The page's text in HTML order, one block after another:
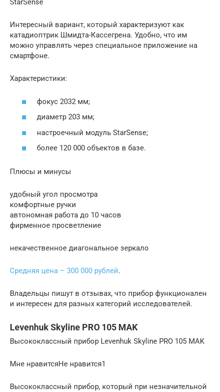
StarSense
Интересный вариант, который характеризуют как
катадиоптрик Шмидта-Кассегрена. Удобно, что им
можно управлять через специальное приложение на
смартфоне.
Характеристики:
фокус 2032 мм;
диаметр 203 мм;
настроечный модуль StarSense;
более 120 000 объектов в базе.
Плюсы и минусы
удобный угол просмотра
комфортные ручки
автономная работа до 10 часов
фирменное просветление
некачественное диагональное зеркало
Средняя цена – 300 000 рублей.
Владельцы пишут в отзывах, что прибор функционален
и интересен для разных категорий исследователей.
Levenhuk Skyline PRO 105 MAK
Высококлассный прибор Levenhuk Skyline PRO 105 MAK
Мне нравитсяНе нравится1
Высококлассный прибор, который при незначительной